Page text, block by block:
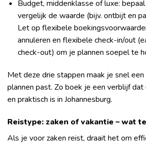
Budget, middenklasse of luxe:
vergelijk de waarde (bijv. ontbijt en
Let op flexibele
annuleren en flexibele check-in/out
check-out) om je plannen soepel te
Met deze drie stappen maak je snel
plannen past. Zo boek je een verblijf
en praktisch is in Johannesburg.
Reistype: zaken of vakantie – wat
Als je voor zaken reist, draait het om